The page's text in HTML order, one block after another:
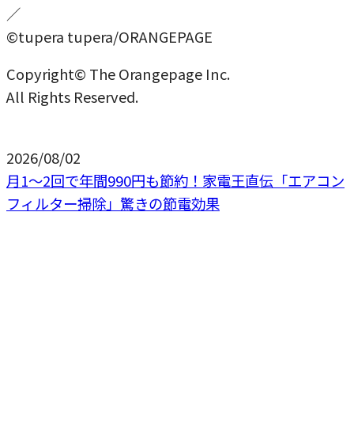
／
©tupera tupera/ORANGEPAGE
Copyright© The Orangepage Inc.
All Rights Reserved.
2026/08/02
月1〜2回で年間990円も節約！家電王直伝「エアコン
フィルター掃除」驚きの節電効果